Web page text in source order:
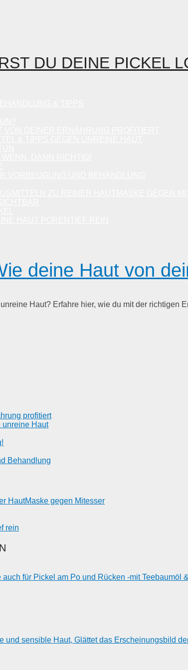
DU DEINE PICKEL
deine Haut von
Haut? Erfahre hier, wie du mit der richtigen
profitiert
unreine Haut
Behandlung
HautMaske gegen Mitesser
rein
für Pickel am Po und Rücken -mit
und sensible Haut, Glättet das Erscheinungsbild